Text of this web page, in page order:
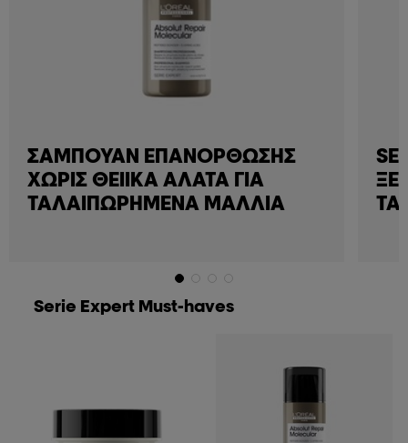
ΣΑΜΠΟΥΆΝ ΕΠΑΝΌΡΘΩΣΗΣ
ΧΩΡΊΣ ΘΕΙΙΚΆ ΆΛΑΤΑ ΓΙΑ
ΤΑΛΑΙΠΩΡΗΜΈΝΑ ΜΑΛΛΙΆ
Serie Expert Must-haves